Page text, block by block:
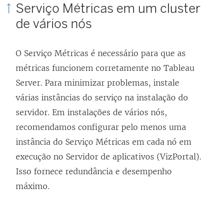
Serviço Métricas em um cluster
de vários nós
O Serviço Métricas é necessário para que as
métricas funcionem corretamente no Tableau
Server. Para minimizar problemas, instale
várias instâncias do serviço na instalação do
servidor. Em instalações de vários nós,
recomendamos configurar pelo menos uma
instância do Serviço Métricas em cada nó em
execução no Servidor de aplicativos (VizPortal).
Isso fornece redundância e desempenho
máximo.